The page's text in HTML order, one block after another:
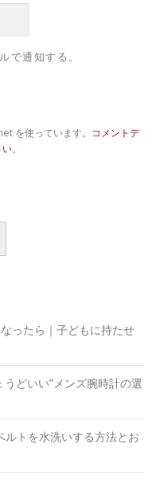
で通知する。
を使っています。 コメントデ
い。
ったら｜子どもに持たせ
どいい”メンズ腕時計の選
ルトを水洗いする方法とお